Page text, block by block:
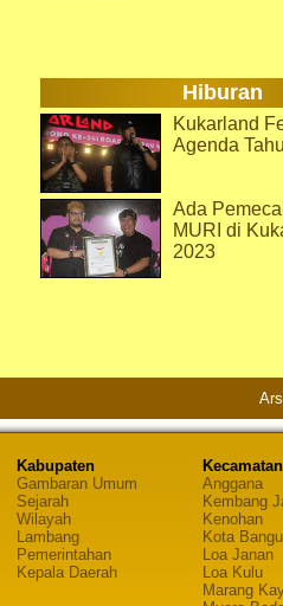
Hiburan
Kukarland
Agenda
Ada
MURI di
2023
Kabupaten
Gambaran Umum
Sejarah
Wilayah
Lambang
Pemerintahan
Kepala Daerah
Kecamatan
Anggana
Kembang
Kenohan
Kota
Loa Janan
Loa Kulu
Marang